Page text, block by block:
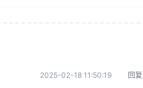
2025-02-18 11:50:19 回复